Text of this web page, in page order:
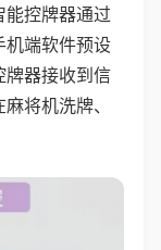
能控牌器通过
机端软件预设
牌器接收到信
将机洗牌、